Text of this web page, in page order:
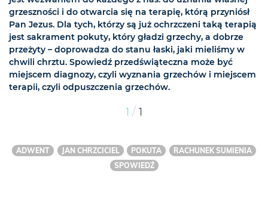
grzeszności i do otwarcia się na terapię, którą przyniósł
Pan Jezus. Dla tych, którzy są już ochrzczeni taką terapią
jest sakrament pokuty, który gładzi grzechy, a dobrze
przeżyty – doprowadza do stanu łaski, jaki mieliśmy w
chwili chrztu. Spowiedź przedświąteczna może być
miejscem diagnozy, czyli wyznania grzechów i miejscem
terapii, czyli odpuszczenia grzechów.
1 / 1
ADWENT JAN CHRZCICIEL POKUTA
RACHUNEK SUMIENIA
SPOWIEDŹ